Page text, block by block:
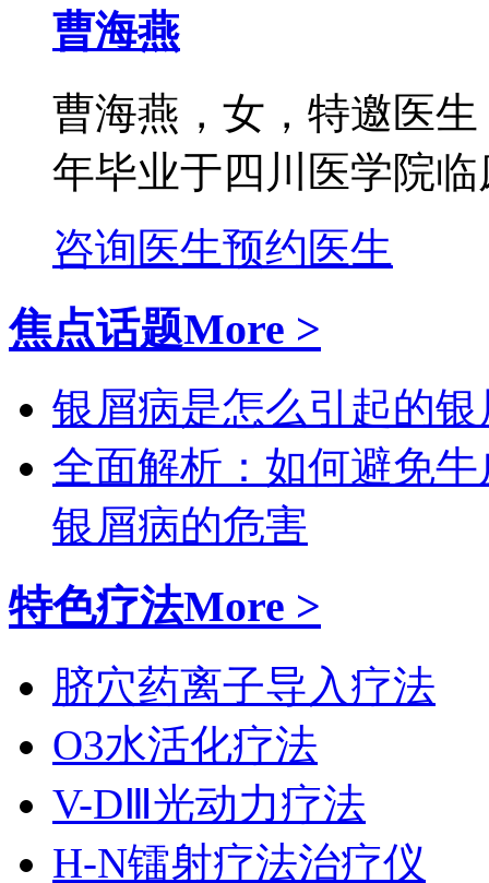
曹海燕
曹海燕，女，特邀医
年毕业于四川医学院
咨询医生预约医生
焦点话题More >
银屑病是怎么引起的银
全面解析：如何避免
银屑病的危害
特色疗法More >
脐穴药离子导入疗法
O3水活化疗法
V-DⅢ光动力疗法
H-N镭射疗法治疗仪